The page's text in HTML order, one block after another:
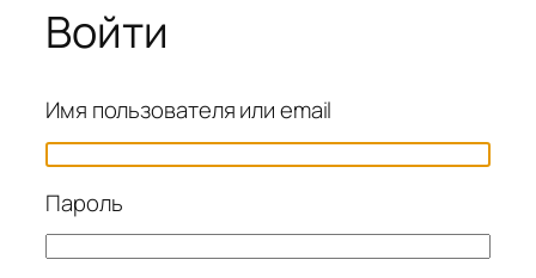
Войти
Имя пользователя или email
Пароль